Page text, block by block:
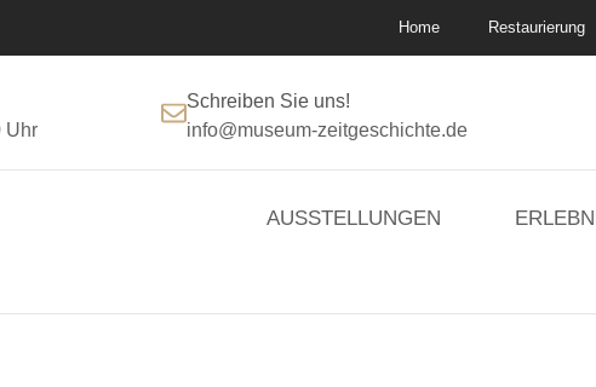
Home
Restaurierung
Uhr
Schreiben Sie uns!
info@museum-zeitgeschichte.de
AUSSTELLUNGEN